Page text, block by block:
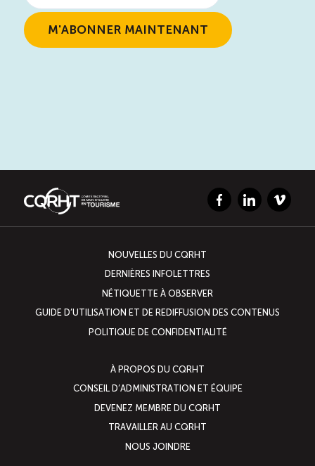
FacebookLinkedInVimeo
NOUVELLES DU CQRHT
DERNIÈRES INFOLETTRES
NÉTIQUETTE À OBSERVER
GUIDE D’UTILISATION ET DE REDIFFUSION DES CONTENUS
POLITIQUE DE CONFIDENTIALITÉ
À PROPOS DU CQRHT
CONSEIL D’ADMINISTRATION ET ÉQUIPE
DEVENEZ MEMBRE DU CQRHT
TRAVAILLER AU CQRHT
NOUS JOINDRE